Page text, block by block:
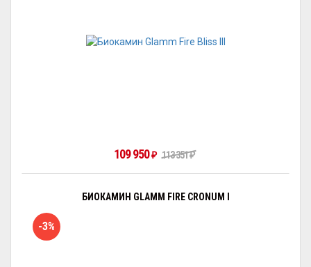
109 950₽ 113 351₽
БИОКАМИН GLAMM FIRE CRONUM I
-3%